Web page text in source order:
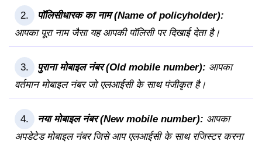
पॉलिसीधारक का नाम (Name of policyholder):
आपका पूरा नाम जैसा यह आपकी पॉलिसी पर दिखाई देता है।
पुराना मोबाइल नंबर (Old mobile number): आपका
वर्तमान मोबाइल नंबर जो एलआईसी के साथ पंजीकृत है।
नया मोबाइल नंबर (New mobile number): आपका
अपडेटेड मोबाइल नंबर जिसे आप एलआईसी के साथ रजिस्टर करना